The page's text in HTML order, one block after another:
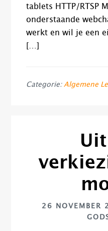
tablets HTTP/RTSP
onderstaande
werkt en wil je een
Categorie:Algemene
26 NOVEMBER